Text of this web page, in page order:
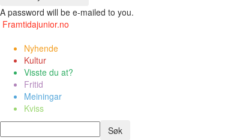
A password will be e-mailed to you.
Framtidajunior.no
Nyhende
Kultur
Visste du at?
Fritid
Meiningar
Kviss